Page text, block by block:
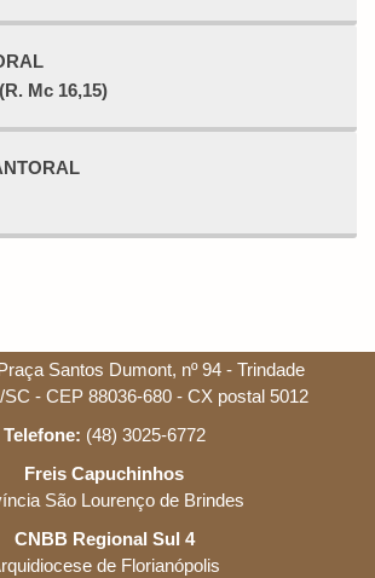
Mc 16,15)
Santos Dumont, nº 94 - Trindade
SC - CEP 88036-680 - CX postal 5012
Telefone: (48) 3025-6772
Freis Capuchinhos
São Lourenço de Brindes
CNBB Regional Sul 4
de Florianópolis